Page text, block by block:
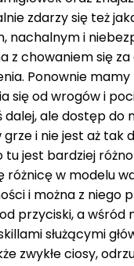
zdarzy się też
nachalnym i
z chowaniem się
Ponownie mamy
się od wrogów i
ale dostęp do
i nie jest aż tak
tu jest bardziej
różnicę w modelu
i można z niego
przyciski, a wśród
służącymi
zwykłe ciosy,